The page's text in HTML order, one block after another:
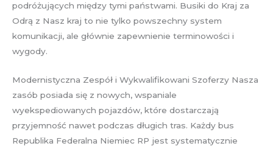
podróżujących między tymi państwami. Busiki do Kraj za
Odrą z Nasz kraj to nie tylko powszechny system
komunikacji, ale głównie zapewnienie terminowości i
wygody.
Modernistyczna Zespół i Wykwalifikowani Szoferzy Nasza
zasób posiada się z nowych, wspaniale
wyekspediowanych pojazdów, które dostarczają
przyjemność nawet podczas długich tras. Każdy bus
Republika Federalna Niemiec RP jest systematycznie